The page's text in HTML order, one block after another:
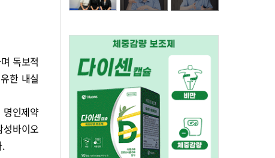
독보적
한 내실
인제약
바이오